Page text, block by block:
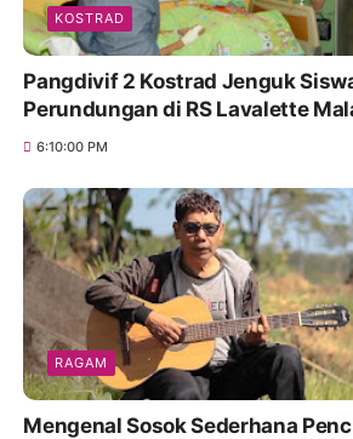
KOSTRAD
Pangdivif 2 Kostrad Jenguk
Perundungan di RS Lavalette
6:10:00 PM
RAGAM
Mengenal Sosok Sederhana